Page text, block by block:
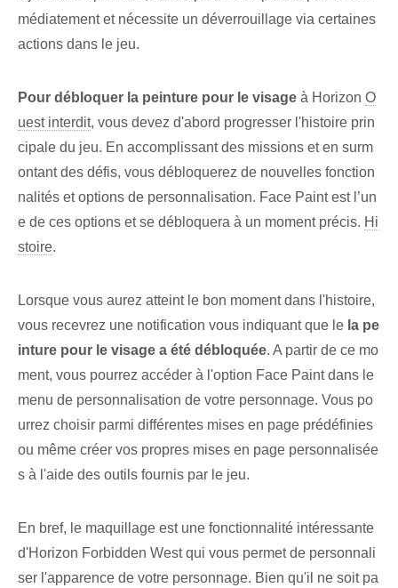
médiatement et nécessite un déverrouillage via certaines
actions dans le jeu.
Pour débloquer la peinture pour le visage à Horizon O
uest interdit, vous devez d'abord ⁢progresser l'‌histoire prin
cipale⁤ du jeu. En accomplissant des missions et en surm
ontant des défis, vous débloquerez de nouvelles fonction
nalités et options de personnalisation. Face Paint est l’un
e de ces options et se débloquera à un moment précis. Hi
stoire.
Lorsque vous aurez atteint le bon moment dans l'histoire,
vous recevrez une notification vous indiquant que le la pe
inture pour le visage a été débloquée. A partir de ce mo
ment, vous pourrez accéder à l'option Face Paint dans le
menu de personnalisation de votre personnage. Vous po
urrez choisir parmi différentes mises en page prédéfinies
ou même créer vos propres mises en page personnalisée
s à l'aide des outils fournis par le jeu.
En bref, le maquillage est une fonctionnalité intéressante
d'Horizon Forbidden West qui vous permet de personnali
ser l'apparence de votre personnage. Bien qu'il ne soit pa